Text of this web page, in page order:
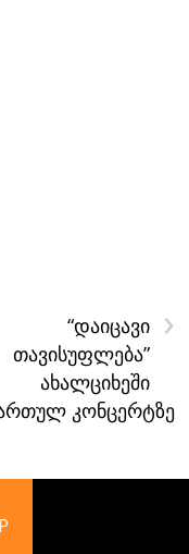
›
“დაიცავი
თავისუფლება”
ახალციხეში
კონცერტზე